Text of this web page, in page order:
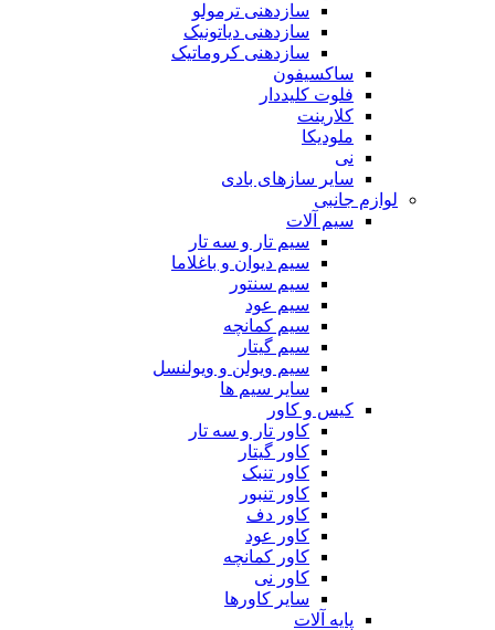
سازدهنی ترمولو
سازدهنی دیاتونیک
سازدهنی کروماتیک
ساکسیفون
فلوت کلیددار
کلارینت
ملودیکا
نی
سایر سازهای بادی
لوازم جانبی
سیم آلات
سیم تار و سه تار
سیم دیوان و باغلاما
سیم سنتور
سیم عود
سیم کمانچه
سیم گیتار
سیم ویولن و ویولنسل
سایر سیم ها
کیس و کاور
کاور تار و سه تار
کاور گیتار
کاور تنبک
کاور تنبور
کاور دف
کاور عود
کاور کمانچه
کاور نی
سایر کاورها
پایه آلات